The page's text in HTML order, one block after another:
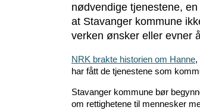
nødvendige tjenestene,
at Stavanger kommune
verken ønsker eller evner
NRK brakte historien om Hanne,
har fått de tjenestene som
Stavanger kommune bør
om rettighetene til mennesker